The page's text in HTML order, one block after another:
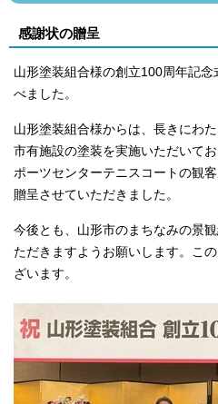
感謝状の贈呈
山形塗装組合様の創立100周年記
べました。
山形塗装組合様からは、長きにわ
市有施設の塗装を実施いただいて
ポーツセンターテニスコートの観
贈呈させていただきました。
今後とも、山形市のまちなみの景
ただきますようお願いします。こ
ざいます。